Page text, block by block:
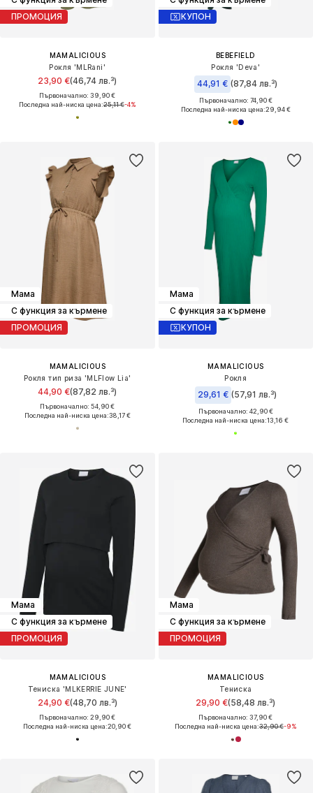
ПРОМОЦИЯ
MAMALICIOUS
Рокля 'MLRani'
23,90 €(46,74 лв.³)
Първоначално: 39,90 €
Последна най-ниска цена:25,11 €-4%
КУПОН
BEBEFIELD
Рокля 'Deva'
44,91 € (87,84 лв.³)
Първоначално: 74,90 €
Последна най-ниска цена:29,94 €
Мама
С функция за кърмене
ПРОМОЦИЯ
MAMALICIOUS
Рокля тип риза 'MLFlow Lia'
44,90 €(87,82 лв.³)
Първоначално: 54,90 €
Последна най-ниска цена:38,17 €
Мама
С функция за кърмене
КУПОН
MAMALICIOUS
Рокля
29,61 € (57,91 лв.³)
Първоначално: 42,90 €
Последна най-ниска цена:13,16 €
Мама
С функция за кърмене
ПРОМОЦИЯ
MAMALICIOUS
Тениска 'MLKERRIE JUNE'
24,90 €(48,70 лв.³)
Първоначално: 29,90 €
Последна най-ниска цена:20,90 €
Мама
С функция за кърмене
ПРОМОЦИЯ
MAMALICIOUS
Тениска
29,90 €(58,48 лв.³)
Първоначално: 37,90 €
Последна най-ниска цена:32,90 €-9%